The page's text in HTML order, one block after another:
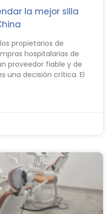
la mejor silla
propietarios de
hospitalarias de
proveedor fiable y de
una decisión crítica. El